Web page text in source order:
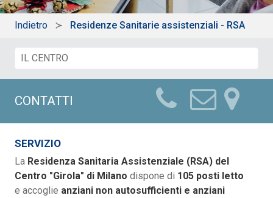
Indietro Residenze Sanitarie assistenziali - RSA
CONTATTI
SERVIZIO
La Residenza Sanitaria Assistenziale (RSA) del
Centro "Girola" di Milano dispone di 105 posti letto
e accoglie anziani non autosufficienti e anziani